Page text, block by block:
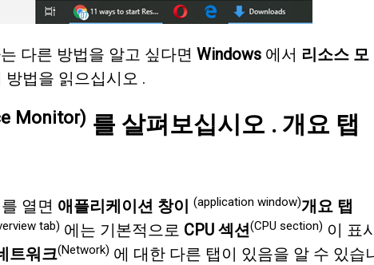
다른 방법을 알고 싶다면 Windows에서 리소스 모
법을 읽으십시오 .
Monitor) 를 살펴보십시오 . 개요 탭
열면 애플리케이션 창이 (application window)개요 탭
tab) 에는 기본적으로 CPU 섹션(CPU section) 이 표
트워크(Network) 에 대한 다른 탭이 있음을 알 수 있습